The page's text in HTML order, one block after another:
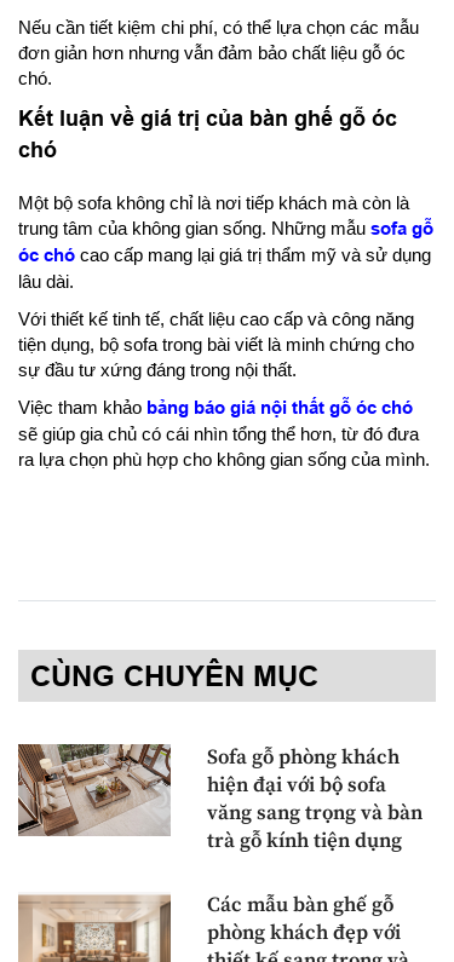
Nếu cần tiết kiệm chi phí, có thể lựa chọn các mẫu
đơn giản hơn nhưng vẫn đảm bảo chất liệu gỗ óc
chó.
Kết luận về giá trị của bàn ghế gỗ óc
chó
Một bộ sofa không chỉ là nơi tiếp khách mà còn là
trung tâm của không gian sống. Những mẫu sofa gỗ
óc chó cao cấp mang lại giá trị thẩm mỹ và sử dụng
lâu dài.
Với thiết kế tinh tế, chất liệu cao cấp và công năng
tiện dụng, bộ sofa trong bài viết là minh chứng cho
sự đầu tư xứng đáng trong nội thất.
Việc tham khảo bảng báo giá nội thất gỗ óc chó
sẽ giúp gia chủ có cái nhìn tổng thể hơn, từ đó đưa
ra lựa chọn phù hợp cho không gian sống của mình.
CÙNG CHUYÊN MỤC
Sofa gỗ phòng khách
hiện đại với bộ sofa
văng sang trọng và bàn
trà gỗ kính tiện dụng
Các mẫu bàn ghế gỗ
phòng khách đẹp với